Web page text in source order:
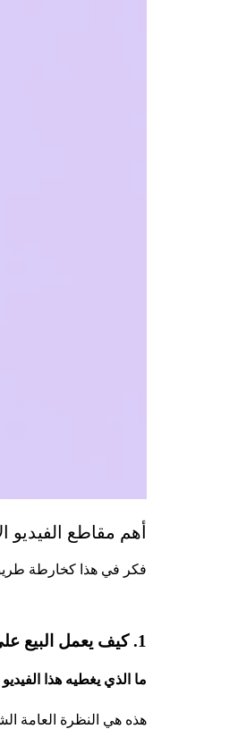
أهم مقاطع الفيديو
فكر في هذا كخارطة
1. كيف يعمل البيع على أمازون
ما الذي يغطيه هذا الفيديو
هذه هي النظرة العامة